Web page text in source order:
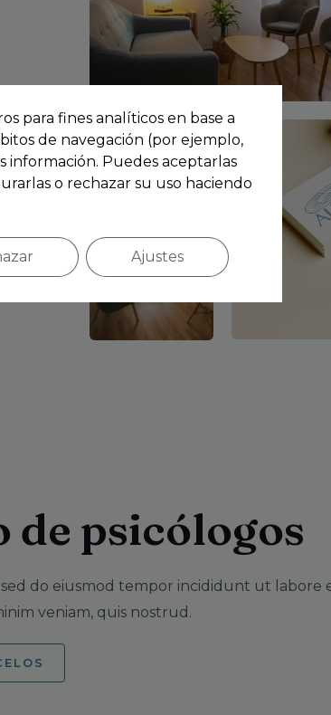
de psicólogos
do eiusmod tempor incididunt ut labore
veniam, quis nostrud.
para fines analíticos en base a
de navegación (por ejemplo,
información. Puedes aceptarlas
o rechazar su uso haciendo
Ajustes